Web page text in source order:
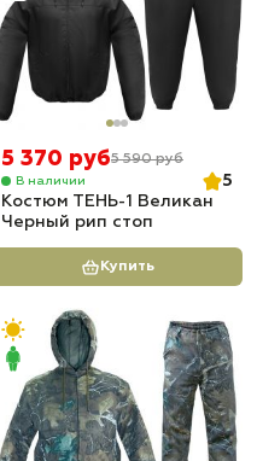
5 370 руб5 590 руб
В наличии
5
Костюм ТЕНЬ-1 Великан
Черный рип стоп
Купить